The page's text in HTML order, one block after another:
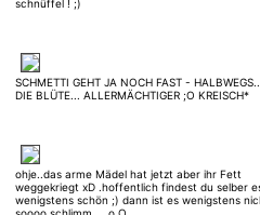
schnüffel ! ;)
SCHMETTI GEHT JA NOCH FAST -
DIE BLÜTE... ALLERMÄCHTIGER ;O KREISCH*
ohje..das arme Mädel hat jetzt aber ihr Fett
weggekriegt xD .hoffentlich findest du selber
wenigstens schön ;) dann ist es wenigstens